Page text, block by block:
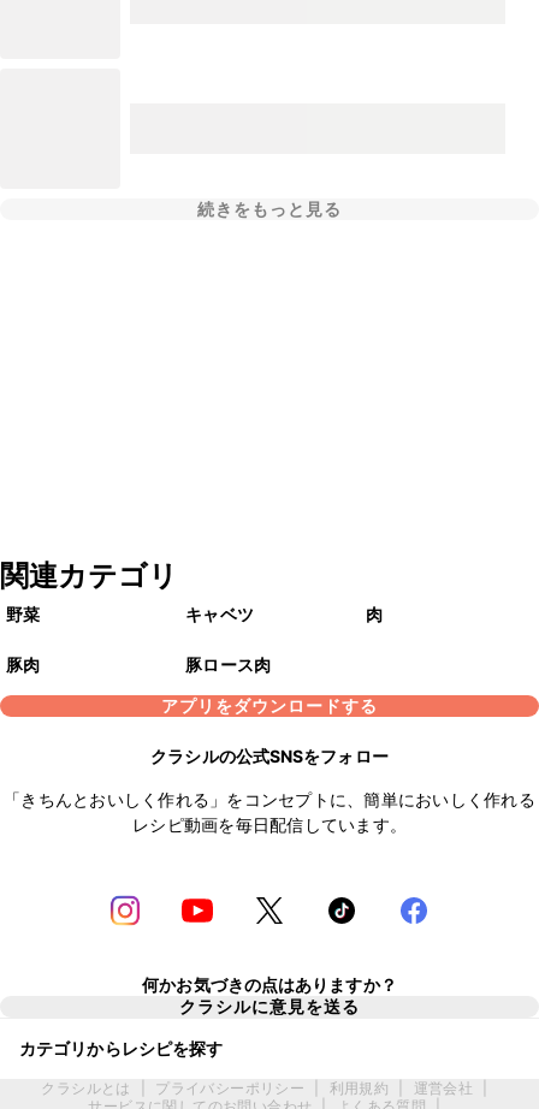
続きをもっと見る
関連カテゴリ
野菜 キャベツ 肉
豚肉
豚ロース肉
アプリをダウンロードする
クラシルの公式SNSをフォロー
「きちんとおいしく作れる」をコンセプトに、簡単においしく作れる
レシピ動画を毎日配信しています。
何かお気づきの点はありますか？
クラシルに意見を送る
カテゴリからレシピを探す
クラシルとは プライバシーポリシー 利用規約 運営会社